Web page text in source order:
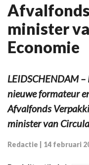
minister
Economie
LEIDSCHENDAM
nieuwe formateur
Afvalfonds
minister van
Redactie 14 februari